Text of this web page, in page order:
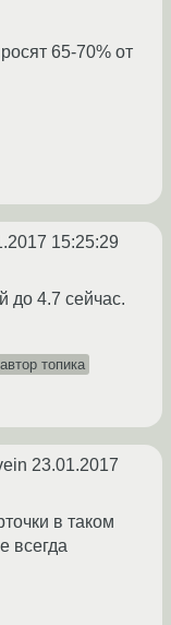
65-70% от
15:25:29
до 4.7 сейчас.
автор топика
23.01.2017
в таком
всегда